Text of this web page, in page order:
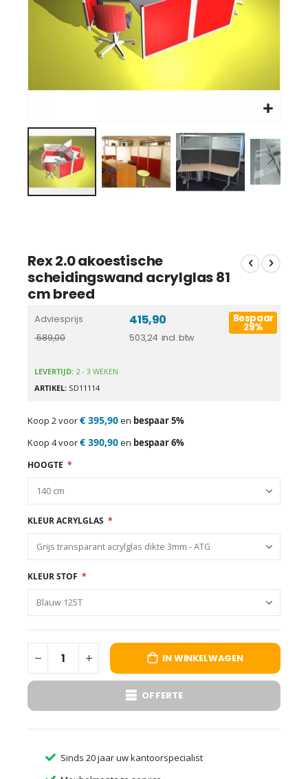
Rex 2.0 akoestische
scheidingswand acrylglas 81
cm breed
Adviesprijs
589,00 503,24
415,90 Bespaar
29%
LEVERTIJD: 2 - 3 WEKEN
ARTIKEL SD11114
Koop 2 voor€ 395,90en bespaar5%
Koop 4 voor€ 390,90en bespaar6%
HOOGTE
KLEUR ACRYLGLAS
KLEUR STOF
IN WINKELWAGEN
OFFERTE
Sinds 20 jaar uw kantoorspecialist